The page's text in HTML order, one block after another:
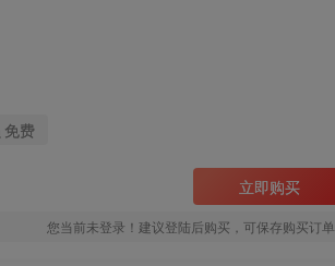
免费
立即购买
您当前未登录！建议登陆后购买，可保存购买订单